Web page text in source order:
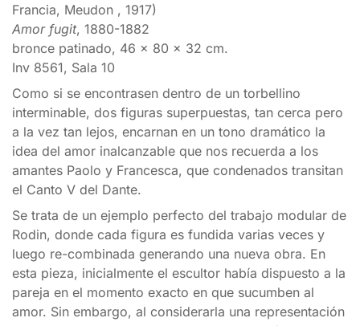
Francia, Meudon , 1917)
Amor fugit, 1880-1882
bronce patinado, 46 x 80 x 32 cm.
Inv 8561, Sala 10
Como si se encontrasen dentro de un torbellino
interminable, dos figuras superpuestas, tan cerca pero
a la vez tan lejos, encarnan en un tono dramático la
idea del amor inalcanzable que nos recuerda a los
amantes Paolo y Francesca, que condenados transitan
el Canto V del Dante.
Se trata de un ejemplo perfecto del trabajo modular de
Rodin, donde cada figura es fundida varias veces y
luego re-combinada generando una nueva obra. En
esta pieza, inicialmente el escultor había dispuesto a la
pareja en el momento exacto en que sucumben al
amor. Sin embargo, al considerarla una representación